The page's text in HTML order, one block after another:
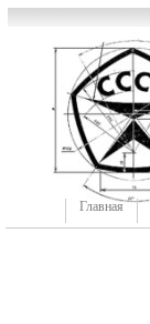
Главная